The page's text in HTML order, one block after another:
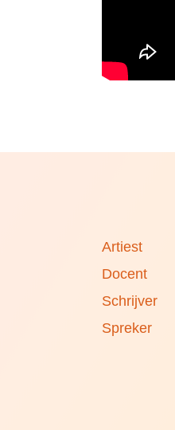
Artiest
Docent
Schrijver
Spreker